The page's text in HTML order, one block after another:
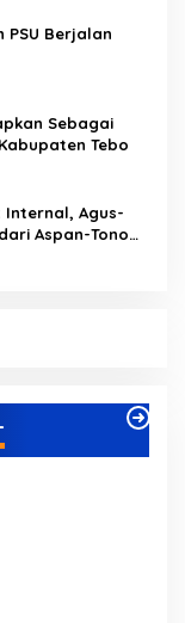
PSU Berjalan
Sebagai
Tebo
Internal, Agus-
Aspan-Tono
OPINI DAN